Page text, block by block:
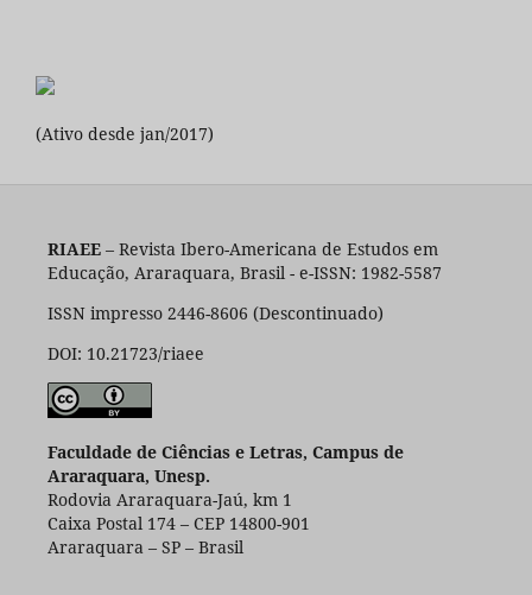
(Ativo desde jan/2017)
RIAEE– Revista Ibero-Americana de Estudos em
Educação, Araraquara, Brasil - e-ISSN: 1982-5587
ISSN impresso 2446-8606 (Descontinuado)
DOI: 10.21723/riaee
Faculdade de Ciências e Letras, Campus de
Araraquara, Unesp.
Rodovia Araraquara-Jaú, km 1
Caixa Postal 174 – CEP 14800-901
Araraquara – SP – Brasil